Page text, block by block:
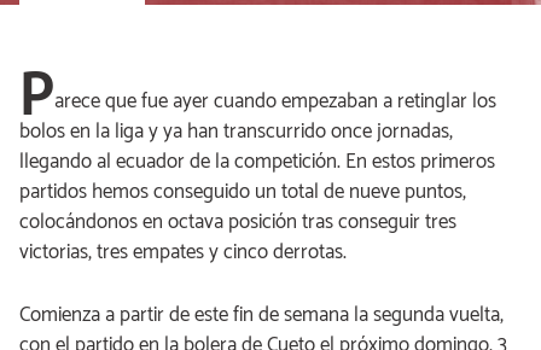
Parece que fue ayer cuando empezaban a retinglar los
bolos en la liga y ya han transcurrido once jornadas,
llegando al ecuador de la competición. En estos primeros
partidos hemos conseguido un total de nueve puntos,
colocándonos en octava posición tras conseguir tres
victorias, tres empates y cinco derrotas.
Comienza a partir de este fin de semana la segunda vuelta,